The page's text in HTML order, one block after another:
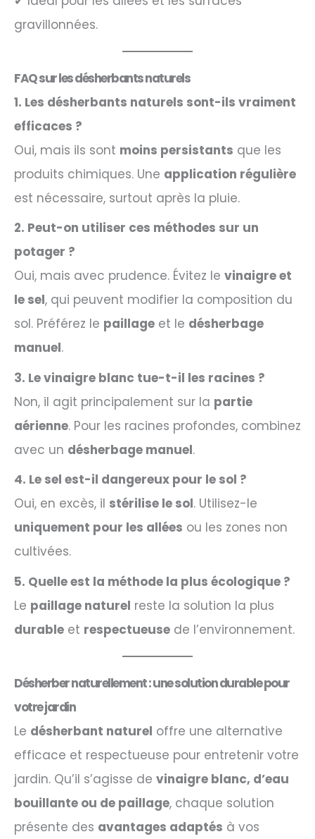
gravillonnées.
FAQ sur les désherbants naturels
1. Les désherbants naturels sont-ils vraiment
efficaces ?
Oui, mais ils sont moins persistants que les
produits chimiques. Une application régulière
est nécessaire, surtout après la pluie.
2. Peut-on utiliser ces méthodes sur un
potager ?
Oui, mais avec prudence. Évitez le vinaigre et
le sel, qui peuvent modifier la composition du
sol. Préférez le paillage et le désherbage
manuel.
3. Le vinaigre blanc tue-t-il les racines ?
Non, il agit principalement sur la partie
aérienne. Pour les racines profondes, combinez
avec un désherbage manuel.
4. Le sel est-il dangereux pour le sol ?
Oui, en excès, il stérilise le sol. Utilisez-le
uniquement pour les allées ou les zones non
cultivées.
5. Quelle est la méthode la plus écologique ?
Le paillage naturel reste la solution la plus
durable et respectueuse de l’environnement.
Désherber naturellement : une solution durable pour
votre jardin
Le désherbant naturel offre une alternative
efficace et respectueuse pour entretenir votre
jardin. Qu’il s’agisse de vinaigre blanc, d’eau
bouillante ou de paillage, chaque solution
présente des avantages adaptés à vos